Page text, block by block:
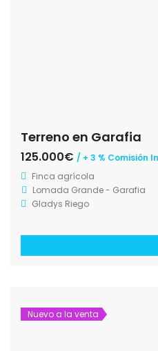
Terreno en Garafia
125.000€ / + 3 % Comisión
Finca agrícola
Lomada Grande - Garafia
Gladys Riego
Nuevo a la venta